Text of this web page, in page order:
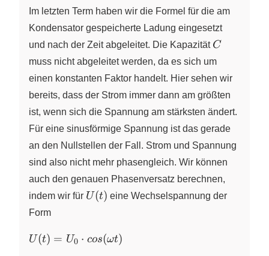
{\text{d}t} = C
\cdot
\frac{\text{d}U}
{\text{d}t}
Im letzten Term haben wir die Formel für die am
Kondensator gespeicherte Ladung eingesetzt
und nach der Zeit abgeleitet. Die Kapazität C
C
muss nicht abgeleitet werden, da es sich um
einen konstanten Faktor handelt. Hier sehen wir
bereits, dass der Strom immer dann am größten
ist, wenn sich die Spannung am stärksten ändert.
Für eine sinusförmige Spannung ist das gerade
an den Nullstellen der Fall. Strom und Spannung
sind also nicht mehr phasengleich. Wir können
auch den genauen Phasenversatz berechnen,
indem wir für U(t)
U(t) eine Wechselspannung der
Form
U(t) = U_0
U(t) = U0 ⋅ cos(ωt)